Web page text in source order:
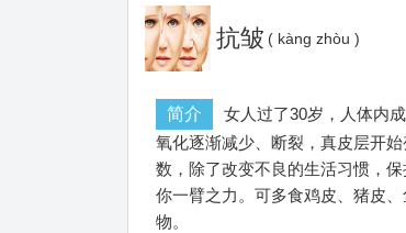
抗皱 ( kàng zhòu )
简介
女人过了30岁，人体内
氧化逐渐减少、断裂，真皮层开
数，除了改变不良的生活习惯，
你一臂之力。可多食鸡皮、猪皮
物。